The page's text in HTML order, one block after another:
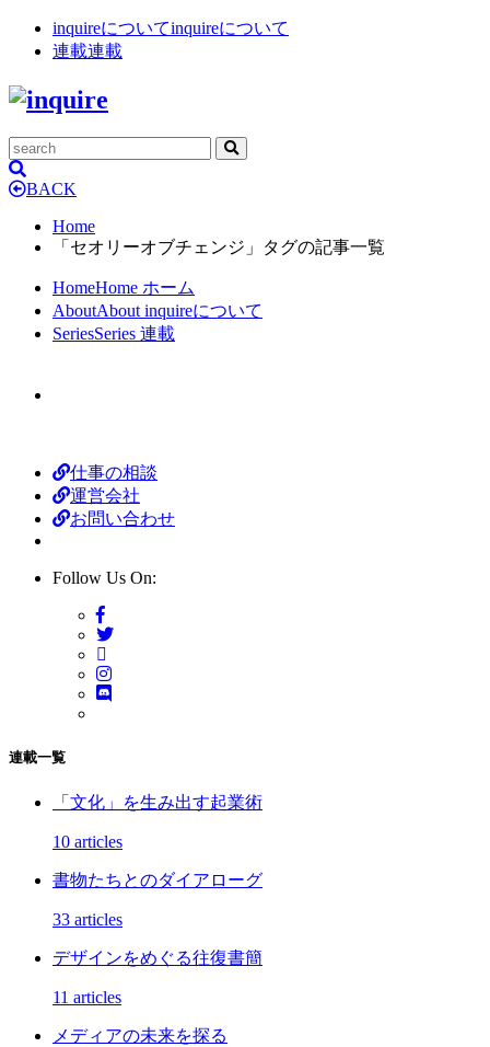
inquireについてinquireについて
連載連載
BACK
Home
「セオリーオブチェンジ」タグの記事一覧
HomeHome ホーム
AboutAbout inquireについて
SeriesSeries 連載
仕事の相談
運営会社
お問い合わせ
Follow Us On:
連載一覧
「文化」を生み出す起業術
10 articles
書物たちとのダイアローグ
33 articles
デザインをめぐる往復書簡
11 articles
メディアの未来を探る